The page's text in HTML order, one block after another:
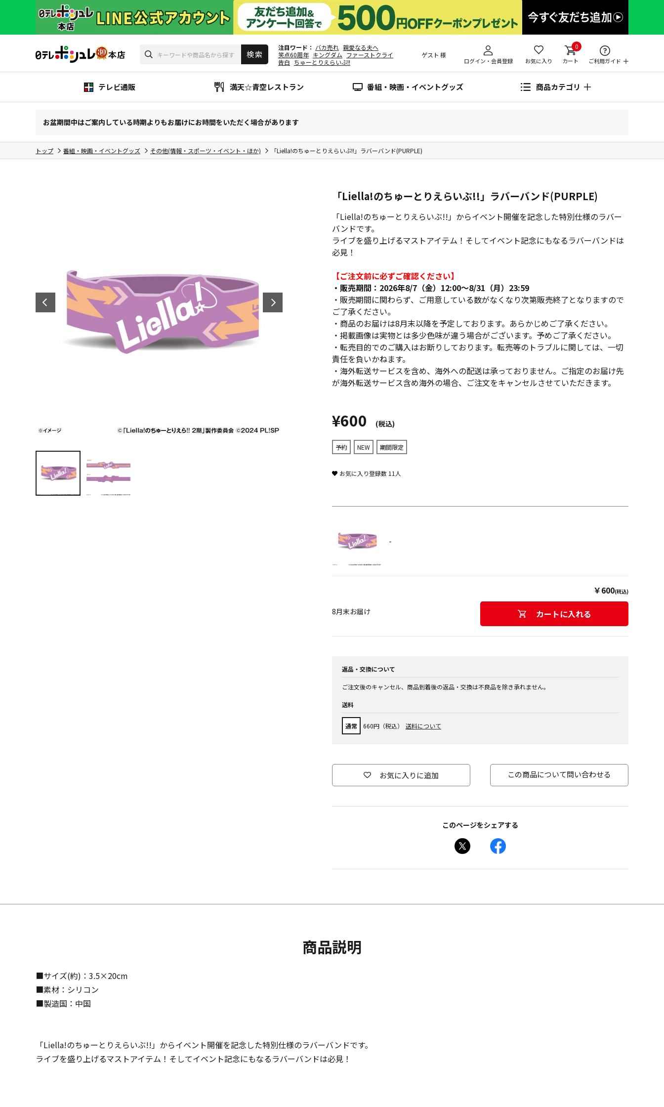
注目ワード バカ売れ 親愛なる夫へ
笑点60周年 キングダム ファーストクライ
告白 ちゅーとりえらいぶ!!
ゲスト 様
ログイン・会員登録 お気に入り
0
カート ご利用ガイド
テレビ通販 満天☆青空レストラン 番組・映画・イベントグッズ 商品カテゴリ
お盆期間中はご案内している時期よりもお届けにお時間をいただく場合があります
トップ 番組・映画・イベントグッズ その他(情報・スポーツ・イベント・ほか) 「Liella!のちゅーとりえらいぶ!!」ラバーバンド(PURPLE)
「Liella!のちゅーとりえらいぶ!!」ラバーバンド(PURPLE)
「Liella!のちゅーとりえらいぶ!!」からイベント開催を記念した特別仕様のラバー
バンドです。
ライブを盛り上げるマストアイテム！そしてイベント記念にもなるラバーバンドは
必見！
【ご注文前に必ずご確認ください】
・販売期間：2026年8/7（金）12:00～8/31（月）23:59
・販売期間に関わらず、ご用意している数がなくなり次第販売終了となりますので
ご了承ください。
・商品のお届けは8月末以降を予定しております。あらかじめご了承ください。
・掲載画像は実物とは多少色味が違う場合がございます。予めご了承ください。
・転売目的でのご購入はお断りしております。転売等のトラブルに関しては、一切
責任を負いかねます。
・海外転送サービスを含め、海外への配送は承っておりません。ご指定のお届け先
が海外転送サービス含め海外の場合、ご注文をキャンセルさせていただきます。
¥600 (税込)
予約 NEW 期間限定
お気に入り登録数 11 人
-
￥600(税込)
8月末お届け カートに入れる
返品・交換について
ご注文後のキャンセル、商品到着後の返品・交換は不良品を除き承れません。
送料
通常 660円（税込） 送料について
お気に入りに追加 この商品について問い合わせる
このページをシェアする
商品説明
■サイズ(約)：3.5×20cm
■素材：シリコン
■製造国：中国
「Liella!のちゅーとりえらいぶ!!」からイベント開催を記念した特別仕様のラバーバンドです。
ライブを盛り上げるマストアイテム！そしてイベント記念にもなるラバーバンドは必見！